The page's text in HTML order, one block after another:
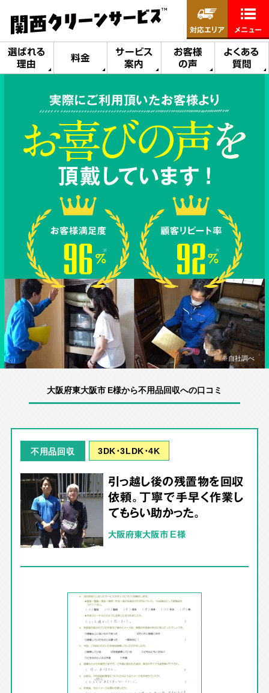
選ばれる
理由
料金
サービス
案内
お客様
の声
よくある
質問
対応エリア メニュー
実際にご利用頂いたお客様より
※自社調べ
大阪府東大阪市 E様から不用品回収への口コミ
不用品回収 3DK･3LDK･4K
引っ越し後の残置物を回収
依頼。丁寧で手早く作業し
てもらい助かった。
大阪府東大阪市 E様